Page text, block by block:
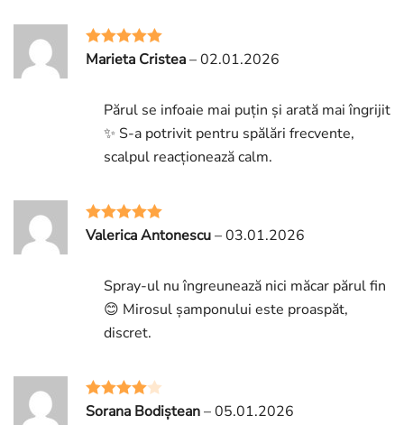
Rated5out
Marieta Cristea–02.01.2026
Părul se infoaie mai puțin și arată mai îngrijit
✨ S-a potrivit pentru spălări frecvente,
scalpul reacționează calm.
Rated5out
Valerica Antonescu–03.01.2026
Spray-ul nu îngreunează nici măcar părul fin
😊 Mirosul șamponului este proaspăt,
discret.
Rated4
Sorana Bodiștean–05.01.2026